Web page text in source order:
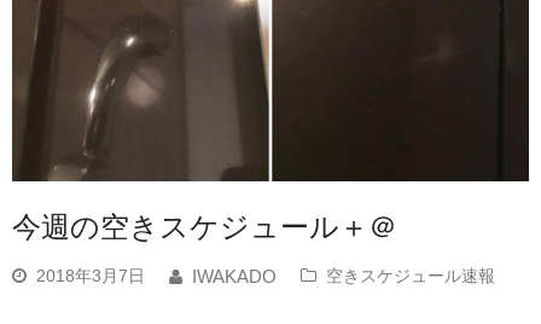
今週の空きスケジュール＋＠
2018年3月7日 IWAKADO 空きスケジュール速報